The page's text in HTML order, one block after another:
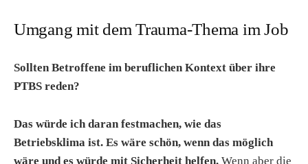
Umgang mit dem Trauma-Thema im Job
Sollten Betroffene im beruflichen Kontext über ihre
PTBS reden?
Das würde ich daran festmachen, wie das
Betriebsklima ist. Es wäre schön, wenn das möglich
wäre und es würde mit Sicherheit helfen. Wenn aber die